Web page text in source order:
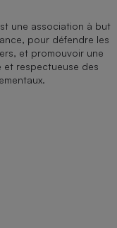
une association à but
pour défendre les
et promouvoir une
et respectueuse des